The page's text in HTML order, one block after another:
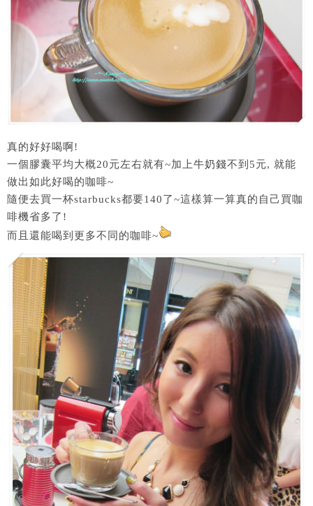
真的好好喝啊!
一個膠囊平均大概20元左右就有~加上牛奶錢不到5元, 就能
做出如此好喝的咖啡~
隨便去買一杯starbucks都要140了~這樣算一算真的自己買咖
啡機省多了!
而且還能喝到更多不同的咖啡~